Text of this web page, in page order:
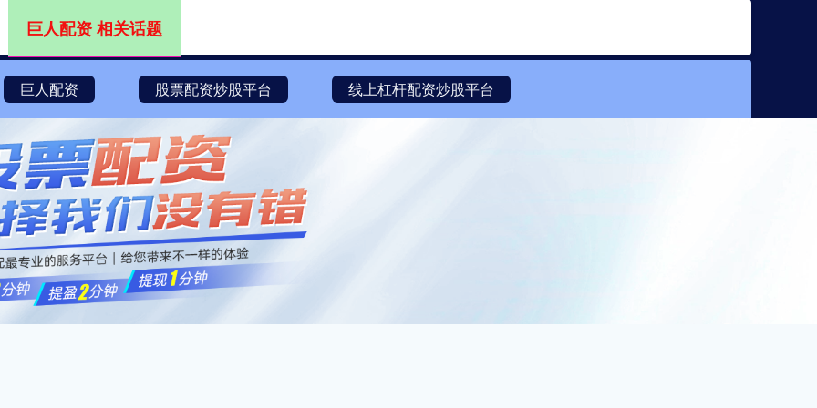
巨人配资 股票配资炒股平台 线上杠杆配资炒股平台
巨人配资 相关话题